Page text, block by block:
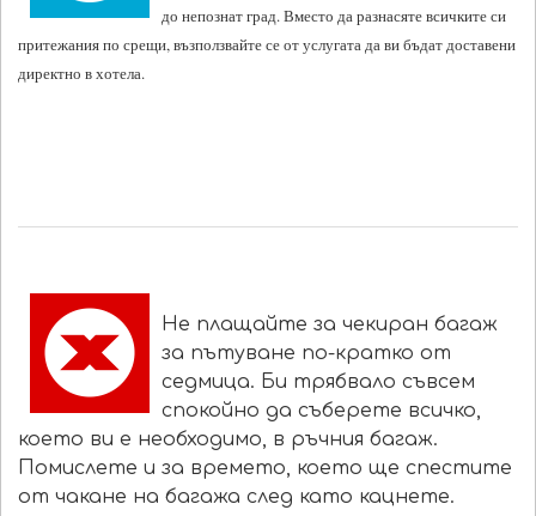
до непознат град. Вместо да разнасяте всичките си
притежания по срещи, възползвайте се от услугата да ви бъдат доставени
директно в хотела.
Не плащайте за чекиран багаж
за пътуване по-кратко от
седмица. Би трябвало съвсем
спокойно да съберете всичко,
което ви е необходимо, в ръчния багаж.
Помислете и за времето, което ще спестите
от чакане на багажа след като кацнете.